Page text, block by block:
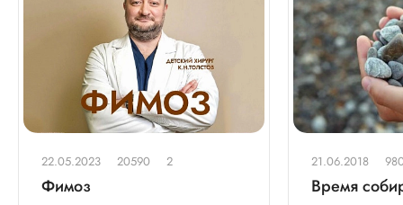
22.05.2023 20590 2
Фимоз
21.06.2018
Время